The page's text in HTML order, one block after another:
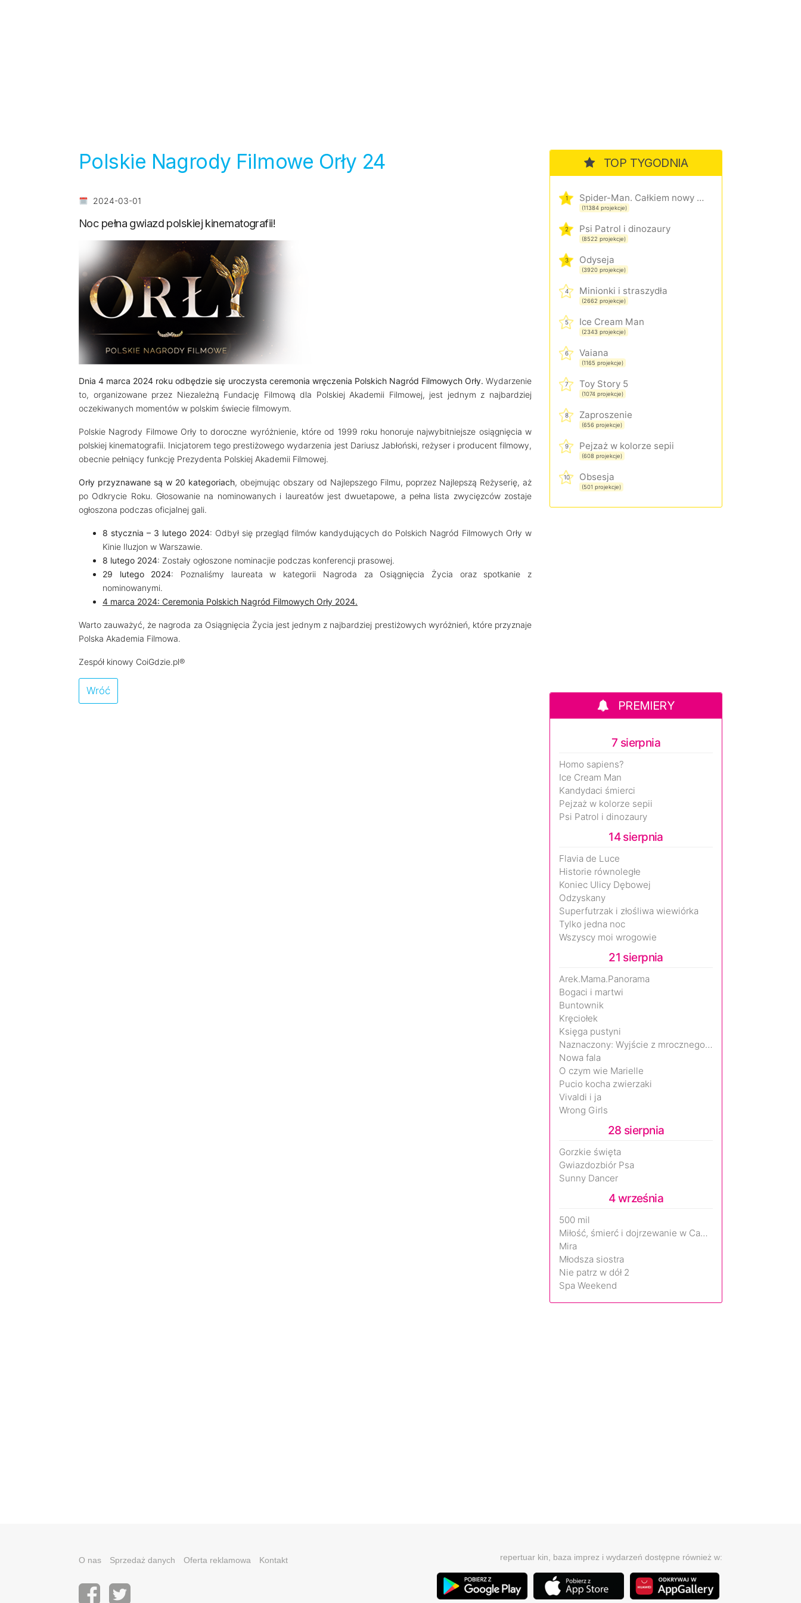
Polskie Nagrody Filmowe Orły 24
2024-03-01
Noc pełna gwiazd polskiej kinematografii!
Dnia 4 marca 2024 roku odbędzie się uroczysta ceremonia wręczenia Polskich Nagród Filmowych Orły. Wydarzenie
to, organizowane przez Niezależną Fundację Filmową dla Polskiej Akademii Filmowej, jest jednym z najbardziej
oczekiwanych momentów w polskim świecie filmowym.
Polskie Nagrody Filmowe Orły to doroczne wyróżnienie, które od 1999 roku honoruje najwybitniejsze osiągnięcia w
polskiej kinematografii. Inicjatorem tego prestiżowego wydarzenia jest Dariusz Jabłoński, reżyser i producent filmowy,
obecnie pełniący funkcję Prezydenta Polskiej Akademii Filmowej.
Orły przyznawane są w 20 kategoriach, obejmując obszary od Najlepszego Filmu, poprzez Najlepszą Reżyserię, aż
po Odkrycie Roku. Głosowanie na nominowanych i laureatów jest dwuetapowe, a pełna lista zwycięzców zostaje
ogłoszona podczas oficjalnej gali.
8 stycznia – 3 lutego 2024: Odbył się przegląd filmów kandydujących do Polskich Nagród Filmowych Orły w
Kinie Iluzjon w Warszawie.
8 lutego 2024: Zostały ogłoszone nominacjie podczas konferencji prasowej.
29 lutego 2024: Poznaliśmy laureata w kategorii Nagroda za Osiągnięcia Życia oraz spotkanie z
nominowanymi.
4 marca 2024: Ceremonia Polskich Nagród Filmowych Orły 2024.
Warto zauważyć, że nagroda za Osiągnięcia Życia jest jednym z najbardziej prestiżowych wyróżnień, które przyznaje
Polska Akademia Filmowa.
Zespół kinowy CoiGdzie.pl®
Wróć
TOP TYGODNIA
1 Spider-Man. Całkiem nowy dzień
(11384 projekcje)
2 Psi Patrol i dinozaury
(8522 projekcje)
3 Odyseja
(3920 projekcje)
4 Minionki i straszydła
(2662 projekcje)
5 Ice Cream Man
(2343 projekcje)
6 Vaiana
(1165 projekcje)
7 Toy Story 5
(1074 projekcje)
8 Zaproszenie
(656 projekcje)
9 Pejzaż w kolorze sepii
(608 projekcje)
10 Obsesja
(501 projekcje)
PREMIERY
7 sierpnia
Homo sapiens?
Ice Cream Man
Kandydaci śmierci
Pejzaż w kolorze sepii
Psi Patrol i dinozaury
14 sierpnia
Flavia de Luce
Historie równoległe
Koniec Ulicy Dębowej
Odzyskany
Superfutrzak i złośliwa wiewiórka
Tylko jedna noc
Wszyscy moi wrogowie
21 sierpnia
Arek.Mama.Panorama
Bogaci i martwi
Buntownik
Kręciołek
Księga pustyni
Naznaczony: Wyjście z mrocznego wymiaru
Nowa fala
O czym wie Marielle
Pucio kocha zwierzaki
Vivaldi i ja
Wrong Girls
28 sierpnia
Gorzkie święta
Gwiazdozbiór Psa
Sunny Dancer
4 września
500 mil
Miłość, śmierć i dojrzewanie w Camp Miasma
Mira
Młodsza siostra
Nie patrz w dół 2
Spa Weekend
O nas Sprzedaż danych Oferta reklamowa Kontakt repertuar kin, baza imprez i wydarzeń dostępne również w: